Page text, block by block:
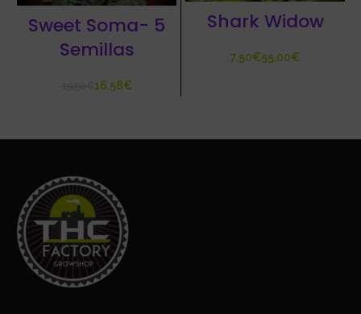
Sweet Soma- 5
Semillas
16,58€
Shark Widow
€ €